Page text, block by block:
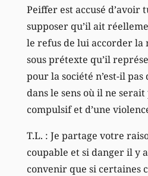
Peiffer est accusé d’avoir
supposer qu’il ait
le refus de lui accorder
sous prétexte qu’il
pour la société n’est-il
dans le sens où il ne
compulsif et d’une
T.L. : Je partage votre
coupable et si danger il y
convenir que si certaines